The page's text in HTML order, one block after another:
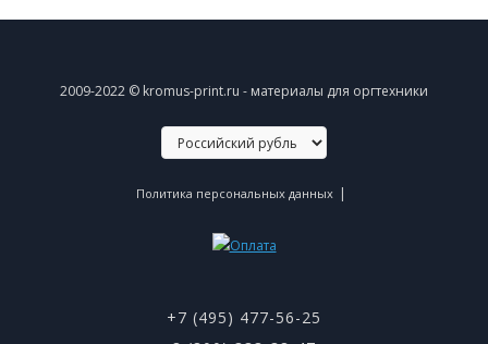
2009-2022 © kromus-print.ru - материалы для оргтехники
Политика персональных данных |
+7 (495) 477-56-25